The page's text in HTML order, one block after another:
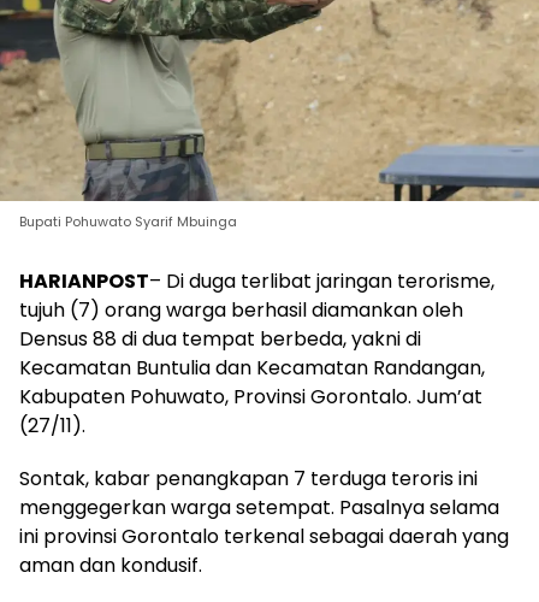
Bupati Pohuwato Syarif Mbuinga
HARIANPOST– Di duga terlibat jaringan terorisme,
tujuh (7) orang warga berhasil diamankan oleh
Densus 88 di dua tempat berbeda, yakni di
Kecamatan Buntulia dan Kecamatan Randangan,
Kabupaten Pohuwato, Provinsi Gorontalo. Jum’at
(27/11).
Sontak, kabar penangkapan 7 terduga teroris ini
menggegerkan warga setempat. Pasalnya selama
ini provinsi Gorontalo terkenal sebagai daerah yang
aman dan kondusif.